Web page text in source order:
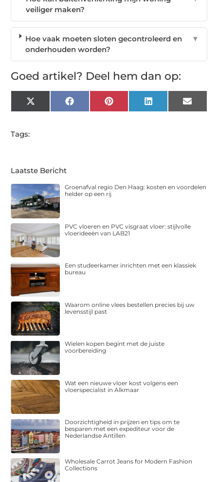
veiliger maken?
Hoe vaak moeten sloten gecontroleerd en
onderhouden worden?
▼
Goed artikel? Deel hem dan op:
X
(Twitter)
FacebookPinterest LinkedIn Email
Tags:
Laatste Bericht
Groenafval regio Den Haag: kosten en voordelen
helder op een rij
PVC vloeren en PVC visgraat vloer: stijlvolle
vloerideeën van LAB21
Een studeerkamer inrichten met een klassiek
bureau
Waarom online vlees bestellen precies bij uw
levensstijl past
Wielen kopen begint met de juiste
voorbereiding
Wat een nieuwe vloer kost volgens een
vloerspecialist in Alkmaar
Doorzichtigheid in prijzen en tips om te
besparen met een expediteur voor de
Nederlandse Antillen
Wholesale Carrot Jeans for Modern Fashion
Collections